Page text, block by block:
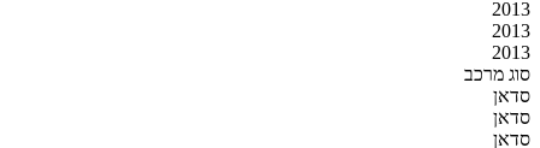
2013
2013
2013
סוג מרכב
סדאן
סדאן
סדאן